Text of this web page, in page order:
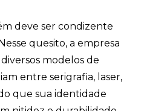
deve ser condizente
quesito, a empresa
modelos de
entre serigrafia, laser,
que sua identidade